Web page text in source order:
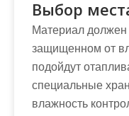
Выбор
Материал должен
защищенном от
подойдут
специальные
влажность